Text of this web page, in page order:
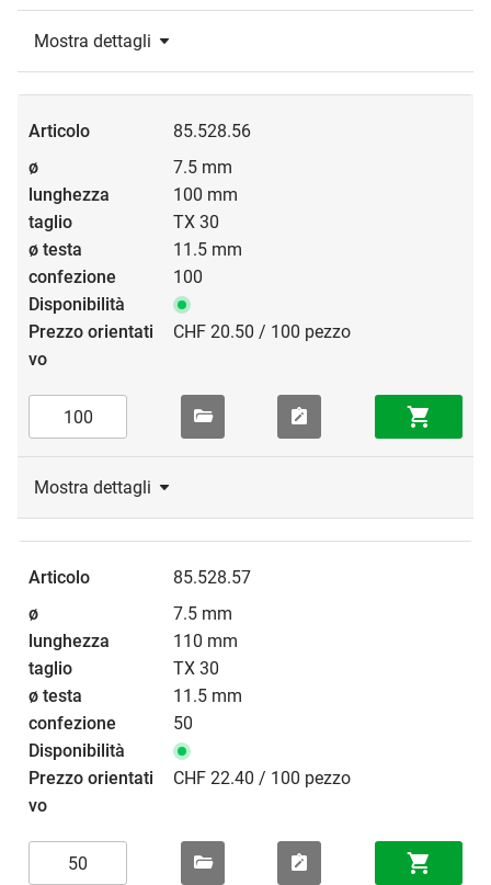
Mostra dettagli
85.528.56
7.5 mm
100 mm
TX 30
11.5 mm
100
CHF 20.50 / 100 pezzo
Mostra dettagli
85.528.57
7.5 mm
110 mm
TX 30
11.5 mm
50
CHF 22.40 / 100 pezzo